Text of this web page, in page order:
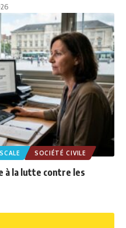
SOCIÉTÉ CIVILE
à la lutte contre les